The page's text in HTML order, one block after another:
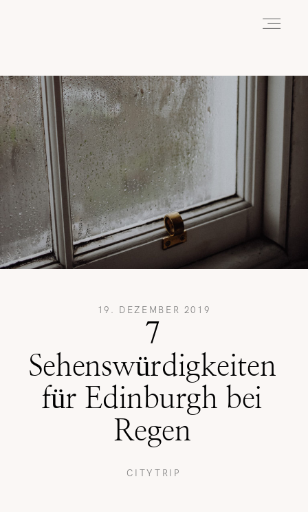
19. DEZEMBER 2019
7
Sehenswürdigkeiten
für Edinburgh bei
Regen
CITYTRIP
HOME
ABOUT
REISEN
WANDERN
REISETIPPS
SHOP